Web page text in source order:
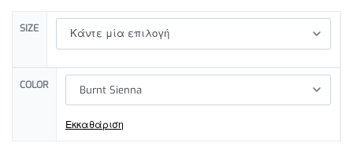
SIZE
COLOR
Εκκαθάριση